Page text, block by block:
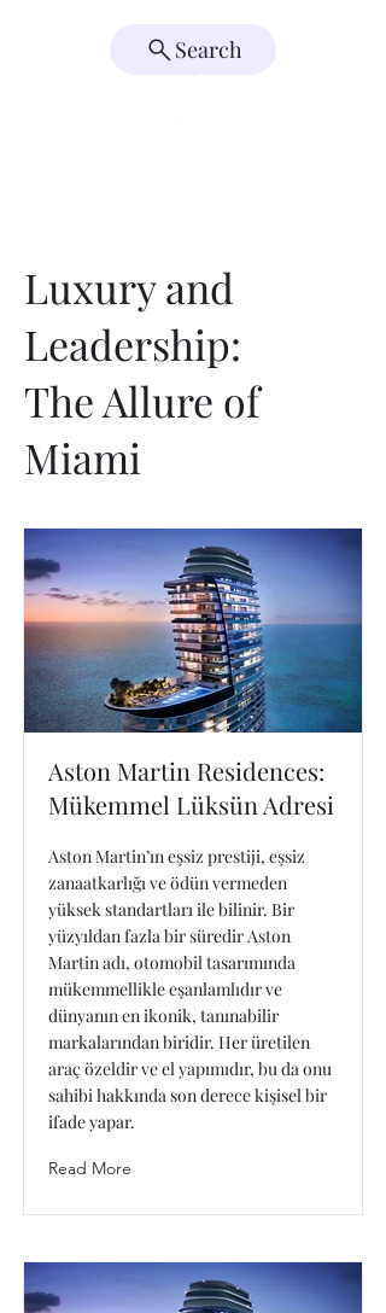
Search
Luxury and
Leadership:
The Allure of
Miami
Aston Martin Residences:
Mükemmel Lüksün Adresi
Aston Martin’ın eşsiz prestiji, eşsiz
zanaatkarlığı ve ödün vermeden
yüksek standartları ile bilinir. Bir
yüzyıldan fazla bir süredir Aston
Martin adı, otomobil tasarımında
mükemmellikle eşanlamlıdır ve
dünyanın en ikonik, tanınabilir
markalarından biridir. Her üretilen
araç özeldir ve el yapımıdır, bu da onu
sahibi hakkında son derece kişisel bir
ifade yapar.
Read More